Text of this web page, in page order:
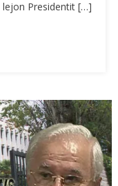
lejon Presidentit […]